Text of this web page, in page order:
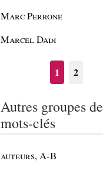
Marc Perrone
Marcel Dadi
1 2
Autres groupes de
mots-clés
auteurs, A-B